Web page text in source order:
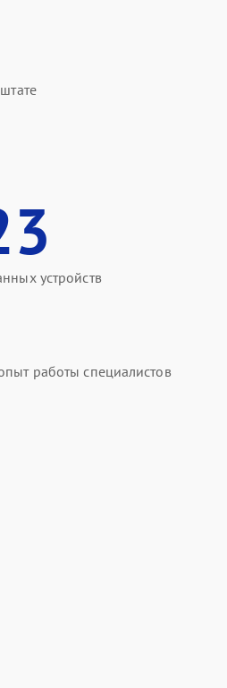
устройств
работы специалистов